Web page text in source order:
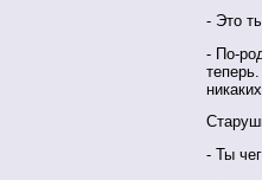
- Это
- По-
- Ты